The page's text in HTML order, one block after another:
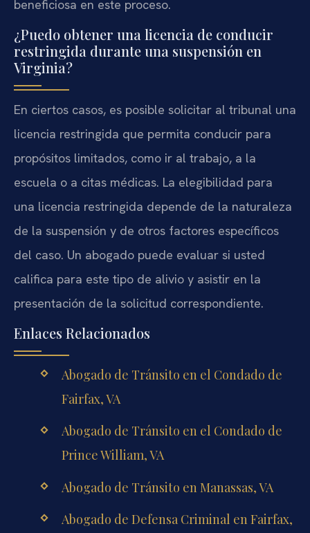
beneficiosa en este proceso.
¿Puedo obtener una licencia de conducir
restringida durante una suspensión en
Virginia?
En ciertos casos, es posible solicitar al tribunal una
licencia restringida que permita conducir para
propósitos limitados, como ir al trabajo, a la
escuela o a citas médicas. La elegibilidad para
una licencia restringida depende de la naturaleza
de la suspensión y de otros factores específicos
del caso. Un abogado puede evaluar si usted
califica para este tipo de alivio y asistir en la
presentación de la solicitud correspondiente.
Enlaces Relacionados
Abogado de Tránsito en el Condado de
Fairfax, VA
Abogado de Tránsito en el Condado de
Prince William, VA
Abogado de Tránsito en Manassas, VA
Abogado de Defensa Criminal en Fairfax,